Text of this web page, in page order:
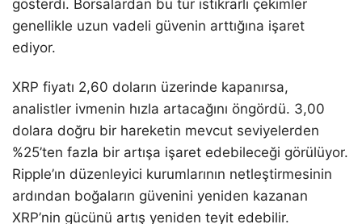
gösterdi. Borsalardan bu tür istikrarlı çekimler
genellikle uzun vadeli güvenin arttığına işaret
ediyor.
XRP fiyatı 2,60 doların üzerinde kapanırsa,
analistler ivmenin hızla artacağını öngördü. 3,00
dolara doğru bir hareketin mevcut seviyelerden
%25’ten fazla bir artışa işaret edebileceği görülüyor.
Ripple’ın düzenleyici kurumlarının netleştirmesinin
ardından boğaların güvenini yeniden kazanan
XRP’nin gücünü artış yeniden teyit edebilir.